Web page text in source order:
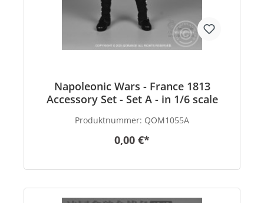
Napoleonic Wars - France 1813
Accessory Set - Set A - in 1/6 scale
Produktnummer: QOM1055A
0,00 €*